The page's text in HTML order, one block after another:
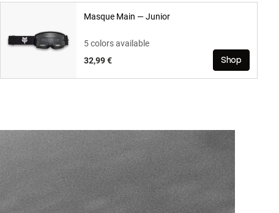
Masque Main — Junior
5 colors available
32,99 €
Shop